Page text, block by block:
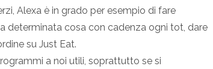
Alexa è in grado per esempio di fare
determinata cosa con cadenza ogni tot, dare
su Just Eat.
a noi utili, soprattutto se si